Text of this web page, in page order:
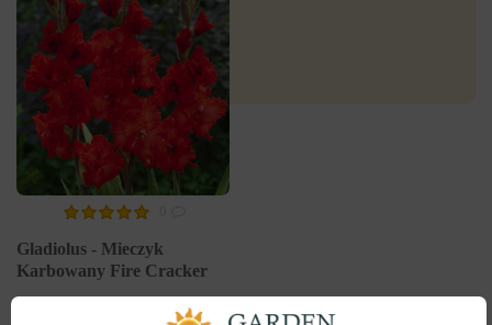
Gladiolus - Mieczyk
Karbowany Fire Cracker